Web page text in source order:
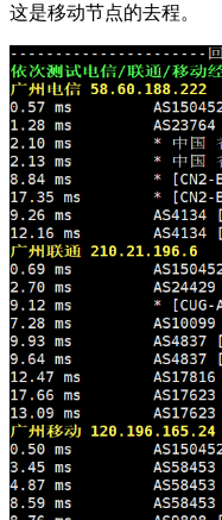
这是移动节点的去程。